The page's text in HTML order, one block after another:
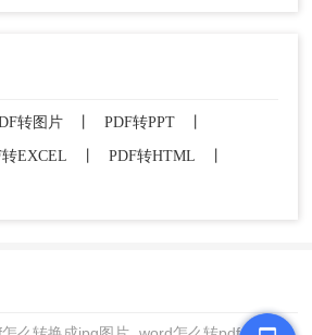
转图片 PDF转PPT
转EXCEL PDF转HTML